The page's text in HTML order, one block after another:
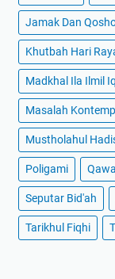
Jamak Dan
Khutbah Hari
Madkhal Ila Ilmil
Masalah
Mustholahul
Poligami
Seputar Bid'ah
Tarikhul Fiqhi